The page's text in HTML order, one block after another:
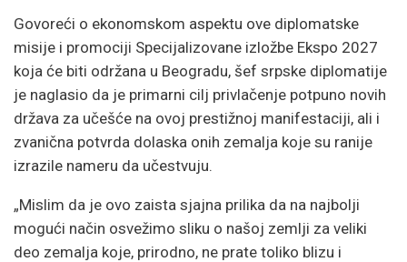
Govoreći o ekonomskom aspektu ove diplomatske
misije i promociji Specijalizovane izložbe Ekspo 2027
koja će biti održana u Beogradu, šef srpske diplomatije
je naglasio da je primarni cilj privlačenje potpuno novih
država za učešće na ovoj prestižnoj manifestaciji, ali i
zvanična potvrda dolaska onih zemalja koje su ranije
izrazile nameru da učestvuju.
„Mislim da je ovo zaista sjajna prilika da na najbolji
mogući način osvežimo sliku o našoj zemlji za veliki
deo zemalja koje, prirodno, ne prate toliko blizu i